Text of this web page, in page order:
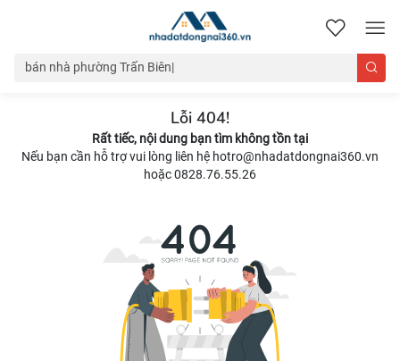
nhadatdongnai360.vn
Lỗi 404!
Rất tiếc, nội dung bạn tìm không tồn tại
Nếu bạn cần hỗ trợ vui lòng liên hệ hotro@nhadatdongnai360.vn
hoặc 0828.76.55.26